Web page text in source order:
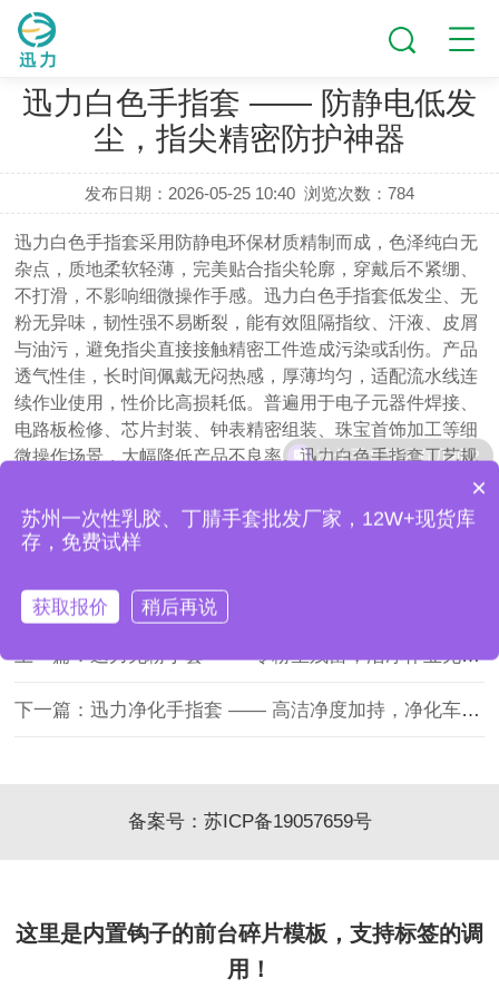
迅力白色手指套 —— 防静电低发
尘，指尖精密防护神器
发布日期：2026-05-25 10:40 浏览次数：784
迅力白色手指套采用防静电环保材质精制而成，色泽纯白无
杂点，质地柔软轻薄，完美贴合指尖轮廓，穿戴后不紧绷、
不打滑，不影响细微操作手感。迅力白色手指套低发尘、无
粉无异味，韧性强不易断裂，能有效阻隔指纹、汗液、皮屑
与油污，避免指尖直接接触精密工件造成污染或刮伤。产品
透气性佳，长时间佩戴无闷热感，厚薄均匀，适配流水线连
续作业使用，性价比高损耗低。普遍用于电子元器件焊接、
电路板检修、芯片封装、钟表精密组装、珠宝首饰加工等细
微操作场景，大幅降低产品不良率。迅力白色手指套工艺规
整，尺寸标准统一，每批次品质稳定，是电子制造与精密加
工行业常备洁净耗材。欢迎联系苏州益客业务小徐，联系电
话17751259612。
上一篇：迅力无粉手套 —— 零粉尘残留，洁净作业无二次污染
下一篇：迅力净化手指套 —— 高洁净度加持，净化车间专用指套
备案号： 苏ICP备19057659号
这里是内置钩子的前台碎片模板，支持标签的调
用！
净化手套等级有几种？
×
苏州一次性乳胶、丁腈手套批发厂家，12W+现货库
存，免费试样
获取报价 稍后再说